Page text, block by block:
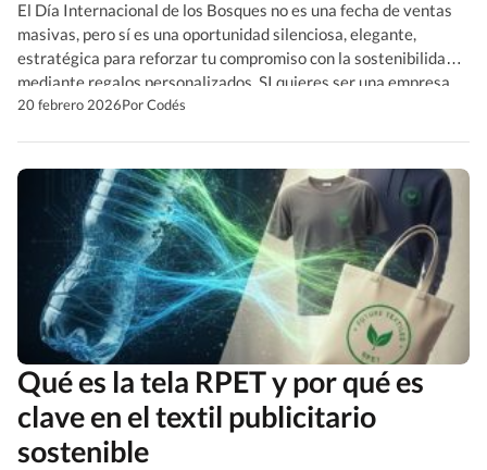
El Día Internacional de los Bosques no es una fecha de ventas
masivas, pero sí es una oportunidad silenciosa, elegante,
estratégica para reforzar tu compromiso con la sostenibilidad
mediante regalos personalizados. SI quieres ser una empresa
que hace las cosas bien, tienes que entender que el
20 febrero 2026Por Codés
Qué es la tela RPET y por qué es
clave en el textil publicitario
sostenible